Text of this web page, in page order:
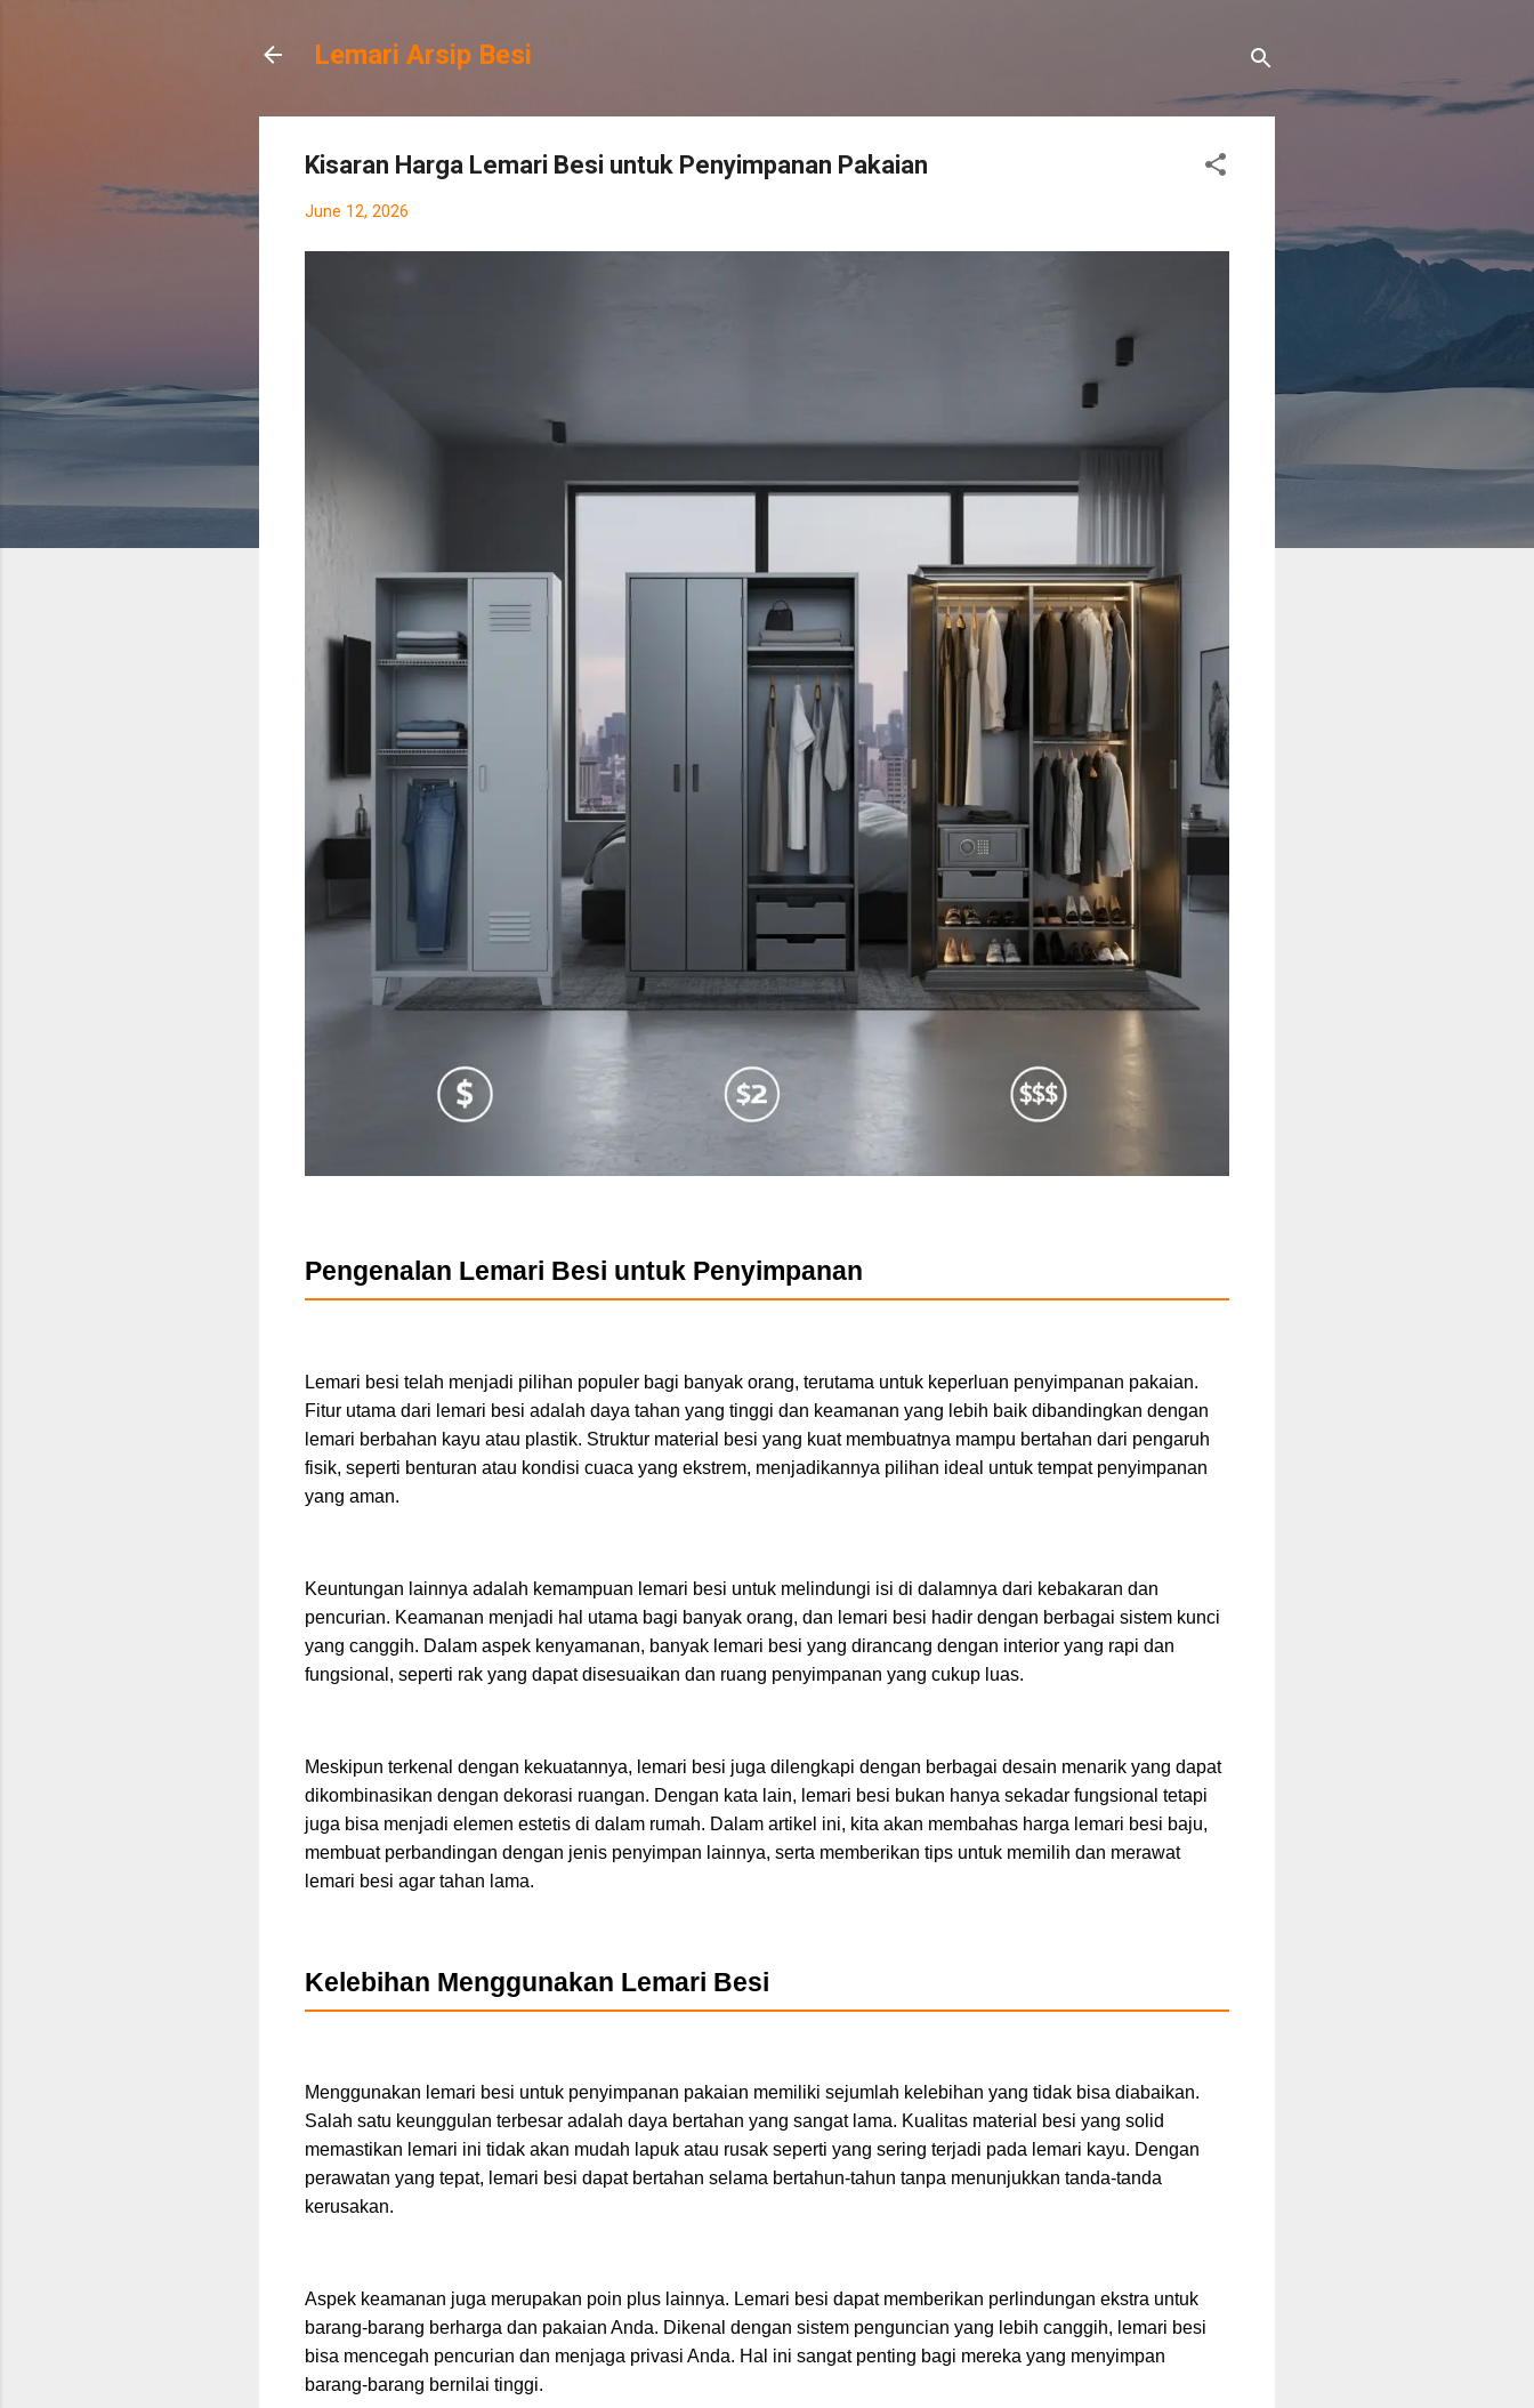
Lemari Arsip Besi
Kisaran Harga Lemari Besi untuk Penyimpanan Pakaian
June 12, 2026
Pengenalan Lemari Besi untuk Penyimpanan
Lemari besi telah menjadi pilihan populer bagi banyak orang, terutama untuk keperluan penyimpanan pakaian.
Fitur utama dari lemari besi adalah daya tahan yang tinggi dan keamanan yang lebih baik dibandingkan dengan
lemari berbahan kayu atau plastik. Struktur material besi yang kuat membuatnya mampu bertahan dari pengaruh
fisik, seperti benturan atau kondisi cuaca yang ekstrem, menjadikannya pilihan ideal untuk tempat penyimpanan
yang aman.
Keuntungan lainnya adalah kemampuan lemari besi untuk melindungi isi di dalamnya dari kebakaran dan
pencurian. Keamanan menjadi hal utama bagi banyak orang, dan lemari besi hadir dengan berbagai sistem kunci
yang canggih. Dalam aspek kenyamanan, banyak lemari besi yang dirancang dengan interior yang rapi dan
fungsional, seperti rak yang dapat disesuaikan dan ruang penyimpanan yang cukup luas.
Meskipun terkenal dengan kekuatannya, lemari besi juga dilengkapi dengan berbagai desain menarik yang dapat
dikombinasikan dengan dekorasi ruangan. Dengan kata lain, lemari besi bukan hanya sekadar fungsional tetapi
juga bisa menjadi elemen estetis di dalam rumah. Dalam artikel ini, kita akan membahas harga lemari besi baju,
membuat perbandingan dengan jenis penyimpan lainnya, serta memberikan tips untuk memilih dan merawat
lemari besi agar tahan lama.
Kelebihan Menggunakan Lemari Besi
Menggunakan lemari besi untuk penyimpanan pakaian memiliki sejumlah kelebihan yang tidak bisa diabaikan.
Salah satu keunggulan terbesar adalah daya bertahan yang sangat lama. Kualitas material besi yang solid
memastikan lemari ini tidak akan mudah lapuk atau rusak seperti yang sering terjadi pada lemari kayu. Dengan
perawatan yang tepat, lemari besi dapat bertahan selama bertahun-tahun tanpa menunjukkan tanda-tanda
kerusakan.
Aspek keamanan juga merupakan poin plus lainnya. Lemari besi dapat memberikan perlindungan ekstra untuk
barang-barang berharga dan pakaian Anda. Dikenal dengan sistem penguncian yang lebih canggih, lemari besi
bisa mencegah pencurian dan menjaga privasi Anda. Hal ini sangat penting bagi mereka yang menyimpan
barang-barang bernilai tinggi.